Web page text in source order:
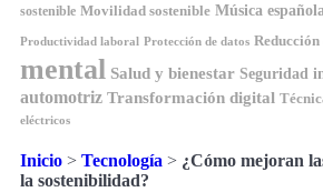
sostenible Movilidad sostenible Música española
Productividad laboral Protección de datos Reducción
mental Salud y bienestar Seguridad
automotriz Transformación digital
eléctricos
Inicio > Tecnología > ¿Cómo mejoran
la sostenibilidad?